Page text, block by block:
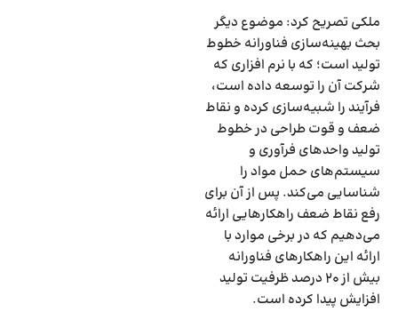
ملکی تصریح کرد: موضوع دیگر
بحث بهینه‌سازی فناورانه خطوط
تولید است؛ که با نرم افزاری که
شرکت آن را توسعه داده است،
فرآیند را شبیه‌سازی کرده و نقاط
ضعف و قوت طراحی در خطوط
تولید واحد‌های فرآوری و
سیستم‌های حمل مواد را
شناسایی می‌کند. پس از آن برای
رفع نقاط ضعف راهکار‌هایی ارائه
می‌دهیم که در برخی موارد با
ارائه این راهکار‌های فناورانه
بیش از ۲۰ درصد ظرفیت تولید
افزایش پیدا کرده است.